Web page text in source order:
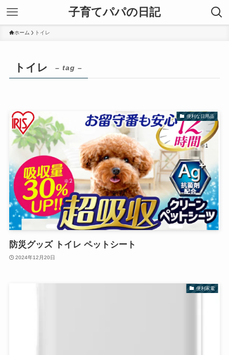
子育てパパの日記
ホーム トイレ
トイレ – tag –
便利な日用品
防災グッズ トイレ ペットシート
2024年12月20日
便利家電